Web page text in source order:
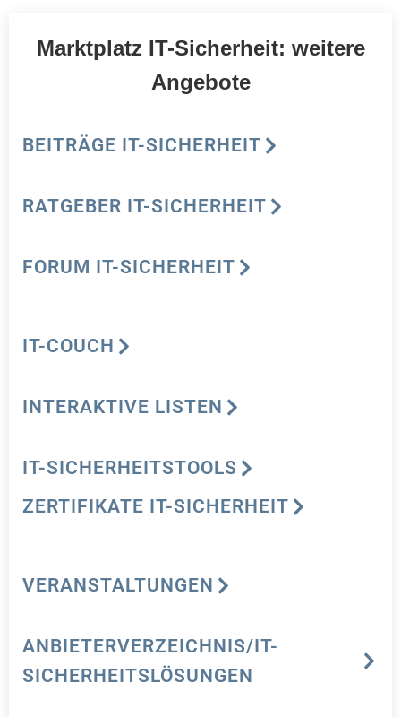
Marktplatz IT-Sicherheit: weitere
Angebote
BEITRÄGE IT-SICHERHEIT
RATGEBER IT-SICHERHEIT
FORUM IT-SICHERHEIT
IT-COUCH
INTERAKTIVE LISTEN
IT-SICHERHEITSTOOLS
ZERTIFIKATE IT-SICHERHEIT
VERANSTALTUNGEN
ANBIETERVERZEICHNIS/IT-
SICHERHEITSLÖSUNGEN